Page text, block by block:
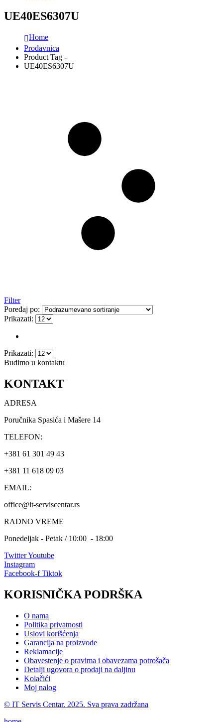
UE40ES6307U
Home
Prodavnica
Product Tag -
UE40ES6307U
Filter
Poređaj po:
Prikazati:
Prikazati:
Budimo u kontaktu
KONTAKT
ADRESA
Poručnika Spasića i Mašere 14
TELEFON:
+381 61 301 49 43
+381 11 618 09 03
EMAIL:
office@it-serviscentar.rs
RADNO VREME
Ponedeljak - Petak / 10:00 - 18:00
TwitterYoutube
Instagram
Facebook-f Tiktok
KORISNIČKA PODRŠKA
O nama
Politika privatnosti
Uslovi korišćenja
Garancija na proizvode
Reklamacije
Obavestenje o pravima i obavezama potrošača
Detalji ugovora o prodaji na daljinu
Kolačići
Moj nalog
© IT Servis Centar. 2025. Sva prava zadržana